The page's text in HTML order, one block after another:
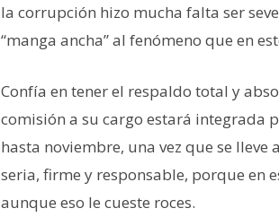
la corrupción hizo mucha falta ser
“manga ancha” al fenómeno que en
Confía en tener el respaldo total y
comisión a su cargo estará integrada
hasta noviembre, una vez que se
seria, firme y responsable, porque en
aunque eso le cueste roces.